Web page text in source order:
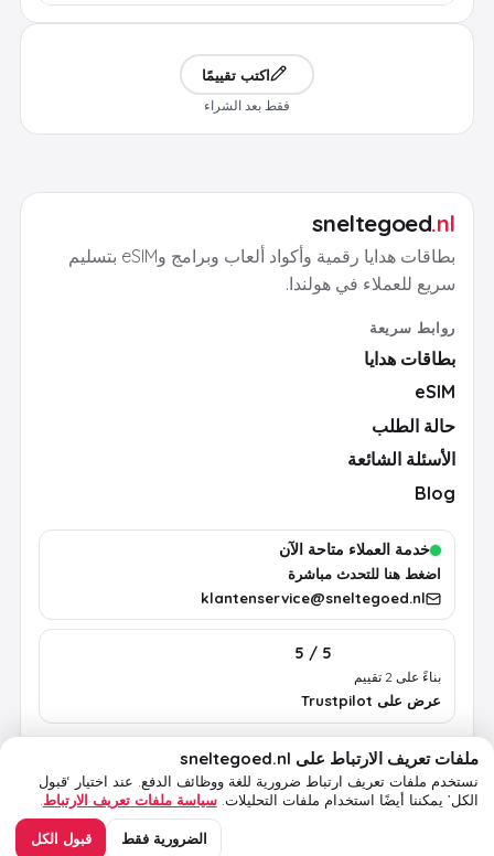
اكتب تقييمًا
فقط بعد الشراء
sneltegoed.nl
بطاقات هدايا رقمية وأكواد ألعاب وبرامج وeSIM بتسليم
سريع للعملاء في هولندا.
روابط سريعة
بطاقات هدايا
eSIM
حالة الطلب
الأسئلة الشائعة
Blog
خدمة العملاء متاحة الآن
اضغط هنا للتحدث مباشرة
klantenservice@sneltegoed.nl
5 / 5
بناءً على 2 تقييم
عرض على Trustpilot
الشروطالخصوصيةسياسة ملفات تعريف الارتباطملفات تعريف الارتباط على sneltegoed.nl
نستخدم ملفات تعريف ارتباط ضرورية للغة ووظائف الدفع. عند اختيار ‘قبول
الكل’ يمكننا أيضًا استخدام ملفات التحليلات. سياسة ملفات تعريف الارتباط
الضرورية فقط قبول الكل